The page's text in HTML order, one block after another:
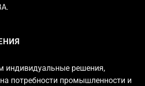
индивидуальные решения,
потребности промышленности и